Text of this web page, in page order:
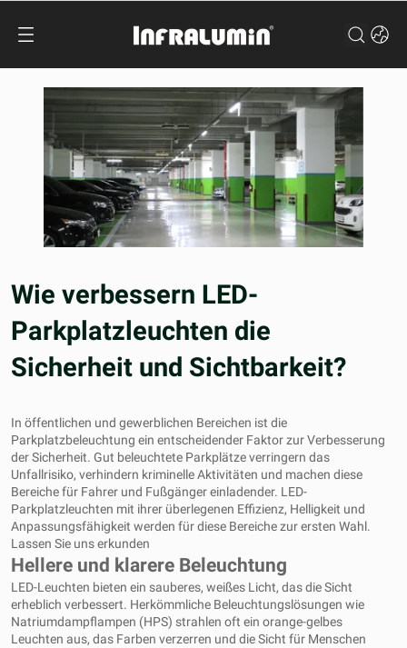
Wie verbessern LED-
Parkplatzleuchten die
Sicherheit und Sichtbarkeit?
In öffentlichen und gewerblichen Bereichen ist die
Parkplatzbeleuchtung ein entscheidender Faktor zur Verbesserung
der Sicherheit. Gut beleuchtete Parkplätze verringern das
Unfallrisiko, verhindern kriminelle Aktivitäten und machen diese
Bereiche für Fahrer und Fußgänger einladender. LED-
Parkplatzleuchten mit ihrer überlegenen Effizienz, Helligkeit und
Anpassungsfähigkeit werden für diese Bereiche zur ersten Wahl.
Lassen Sie uns erkunden
Hellere und klarere Beleuchtung
LED-Leuchten bieten ein sauberes, weißes Licht, das die Sicht
erheblich verbessert. Herkömmliche Beleuchtungslösungen wie
Natriumdampflampen (HPS) strahlen oft ein orange-gelbes
Leuchten aus, das Farben verzerren und die Sicht für Menschen